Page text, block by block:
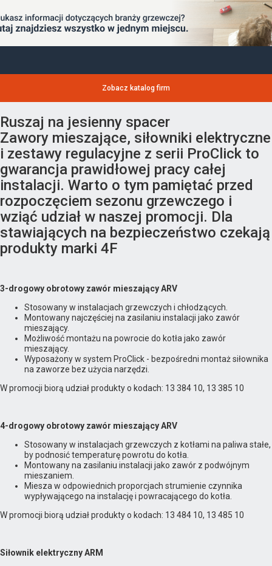
Zobacz katalog firm
Ruszaj na jesienny spacer
Zawory mieszające, siłowniki elektryczne
i zestawy regulacyjne z serii ProClick to
gwarancja prawidłowej pracy całej
instalacji. Warto o tym pamiętać przed
rozpoczęciem sezonu grzewczego i
wziąć udział w naszej promocji. Dla
stawiających na bezpieczeństwo czekają
produkty marki 4F
3-drogowy obrotowy zawór mieszający ARV
Stosowany w instalacjach grzewczych i chłodzących.
Montowany najczęściej na zasilaniu instalacji jako zawór
mieszający.
Możliwość montażu na powrocie do kotła jako zawór
mieszający.
Wyposażony w system ProClick - bezpośredni montaż siłownika
na zaworze bez użycia narzędzi.
W promocji biorą udział produkty o kodach: 13 384 10, 13 385 10
4-drogowy obrotowy zawór mieszający ARV
Stosowany w instalacjach grzewczych z kotłami na paliwa stałe,
by podnosić temperaturę powrotu do kotła.
Montowany na zasilaniu instalacji jako zawór z podwójnym
mieszaniem.
Miesza w odpowiednich proporcjach strumienie czynnika
wypływającego na instalację i powracającego do kotła.
W promocji biorą udział produkty o kodach: 13 484 10, 13 485 10
Siłownik elektryczny ARM